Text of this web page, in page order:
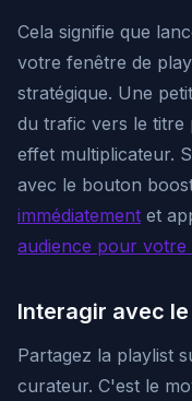
Cela signifie que
votre fenêtre de
stratégique. Une
du trafic vers le titre
effet multiplicateur.
avec le bouton
immédiatement et
audience pour votre
Interagir avec
Partagez la playlist
curateur. C'est le